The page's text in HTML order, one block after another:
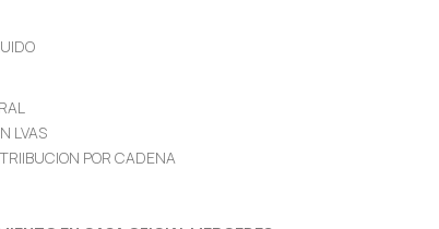
LVAS
POR CADENA